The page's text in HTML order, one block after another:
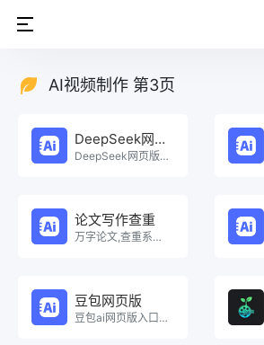
AI视频制作 第3页
DeepSeek网页版
DeepSeek网页版在线免费体验。
论文写作查重
万字论文,查重系统，Ai一键生成原创论文，权威查重系统，论文生成，论文写作，论文查重，论文致谢，论文。
豆包网页版
豆包ai网页版入口在线使用。